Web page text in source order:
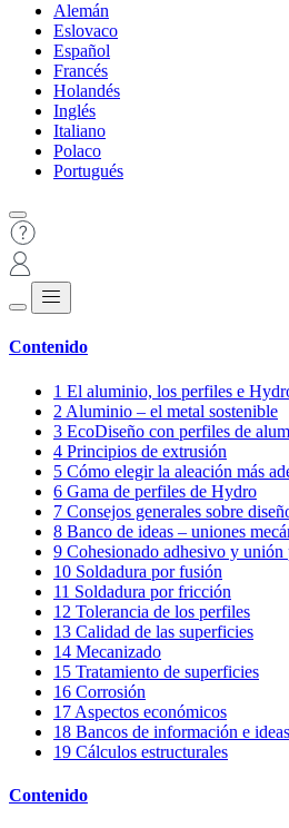
Alemán
Eslovaco
Español
Francés
Holandés
Inglés
Italiano
Polaco
Portugués
Contenido
1 El aluminio, los perfiles e
2 Aluminio – el metal sostenible
3 EcoDiseño con perfiles de
4 Principios de extrusión
5 Cómo elegir la aleación más
6 Gama de perfiles de Hydro
7 Consejos generales sobre
8 Banco de ideas – uniones
9 Cohesionado adhesivo y unión
10 Soldadura por fusión
11 Soldadura por fricción
12 Tolerancia de los perfiles
13 Calidad de las superficies
14 Mecanizado
15 Tratamiento de superficies
16 Corrosión
17 Aspectos económicos
18 Bancos de información e
19 Cálculos estructurales
Contenido